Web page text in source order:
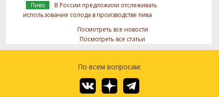
Пиво
В России предложили отслеживать
использование солода в производстве пива
Посмотреть все новости
Посмотреть все статьи
По всем вопросам: